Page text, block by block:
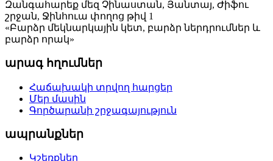
Զանգահարեք մեզ Չինաստան, Յանտայ, Ժիֆու
շրջան, Ջինհուա փողոց թիվ 1
«Բարձր մեկնարկային կետ, բարձր ներդրումներ և
բարձր որակ»
արագ հղումներ
Հաճախակի տրվող հարցեր
Մեր մասին
Գործարանի շրջագայություն
ապրանքներ
Կշեռքներ